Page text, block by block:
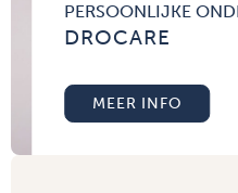
PERSOONLIJKE
DROCARE
MEER INFO